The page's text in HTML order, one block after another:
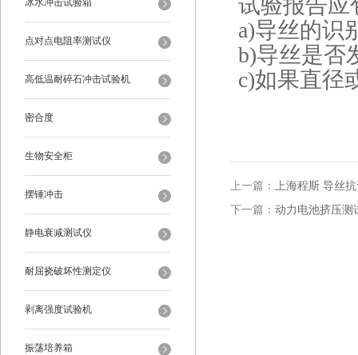
冰水冲击试验箱
点对点电阻率测试仪
高低温耐碎石冲击试验机
密合度
生物安全柜
摆锤冲击
静电衰减测试仪
耐屈挠破坏性测定仪
剥离强度试验机
振荡培养箱
试验报告应
a)导丝的识
b)导丝是否
c)如果直径
上一篇： 上海程斯 导丝
下一篇： 动力电池挤压测